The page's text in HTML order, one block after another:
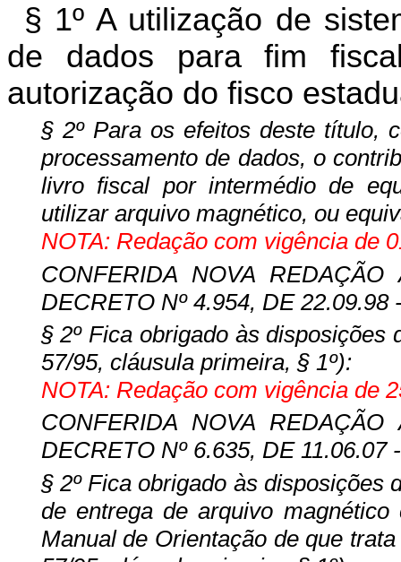
§ 1º A utilização de
de dados para fim
autorização do fisco
§ 2º Para os efeitos deste título,
processamento de dados, o
livro fiscal por intermédio de
utilizar arquivo magnético, ou
NOTA: Redação com vigência de
CONFERIDA NOVA
DECRETO Nº 4.954, DE 22.09.98
§ 2º Fica obrigado às
57/95, cláusula primeira, § 1º):
NOTA: Redação com vigência de
CONFERIDA NOVA
DECRETO Nº 6.635, DE 11.06.07
§ 2º Fica obrigado às disposições
de entrega de arquivo
Manual de Orientação de que